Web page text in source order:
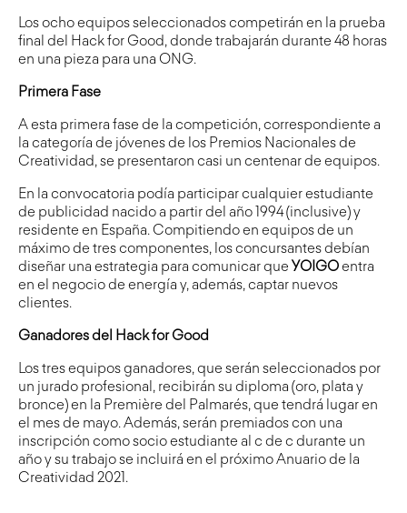
Los ocho equipos seleccionados competirán en la prueba
final del Hack for Good, donde trabajarán durante 48 horas
en una pieza para una ONG.
Primera Fase
A esta primera fase de la competición, correspondiente a
la categoría de jóvenes de los Premios Nacionales de
Creatividad, se presentaron casi un centenar de equipos.
En la convocatoria podía participar cualquier estudiante
de publicidad nacido a partir del año 1994 (inclusive) y
residente en España. Compitiendo en equipos de un
máximo de tres componentes, los concursantes debían
diseñar una estrategia para comunicar que YOIGOentra
en el negocio de energía y, además, captar nuevos
clientes.
Ganadores del Hack for Good
Los tres equipos ganadores, que serán seleccionados por
un jurado profesional, recibirán su diploma (oro, plata y
bronce) en la Première del Palmarés, que tendrá lugar en
el mes de mayo. Además, serán premiados con una
inscripción como socio estudiante al c de c durante un
año y su trabajo se incluirá en el próximo Anuario de la
Creatividad 2021.